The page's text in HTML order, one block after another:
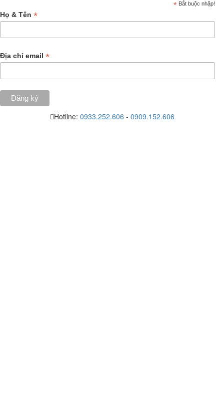
* Bắt buộc nhập!
Họ & Tên *
Địa chỉ email *
Hotline: 0933.252.606 - 0909.152.606